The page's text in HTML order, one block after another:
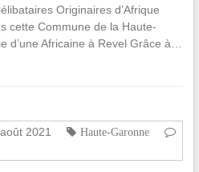
Originaires d’Afrique
cette Commune de la Haute-
d’une Africaine à Revel Grâce à…
2021
Haute-Garonne